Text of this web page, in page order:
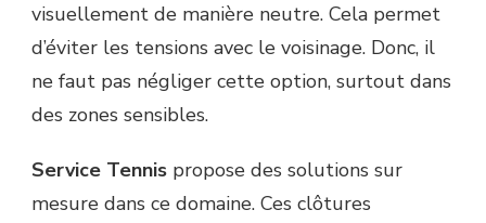
visuellement de manière neutre. Cela permet
d’éviter les tensions avec le voisinage. Donc, il
ne faut pas négliger cette option, surtout dans
des zones sensibles.
Service Tennis propose des solutions sur
mesure dans ce domaine. Ces clôtures